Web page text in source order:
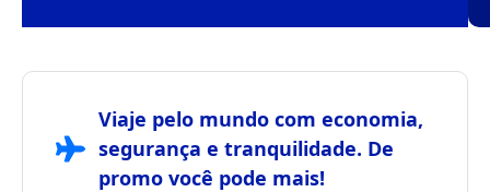
Viaje pelo mundo com economia,
segurança e tranquilidade. De
promo você pode mais!